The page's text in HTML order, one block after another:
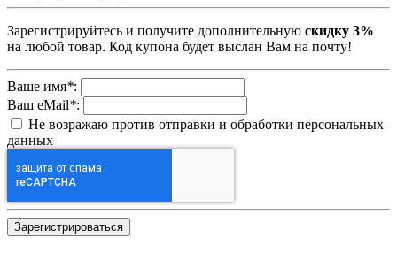
Зарегистрируйтесь и получите дополнительную скидку 3%
на любой товар. Код купона будет выслан Вам на почту!
Ваше имя*:
Ваш eMail*:
Не возражаю против отправки и обработки персональных
данных